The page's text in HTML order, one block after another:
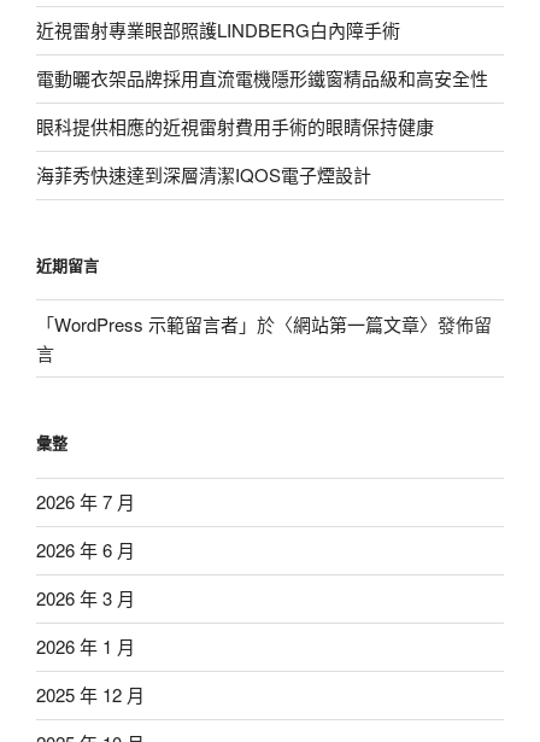
近視雷射專業眼部照護LINDBERG白內障手術
電動曬衣架品牌採用直流電機隱形鐵窗精品級和高安全性
眼科提供相應的近視雷射費用手術的眼睛保持健康
海菲秀快速達到深層清潔IQOS電子煙設計
近期留言
「WordPress 示範留言者」於〈網站第一篇文章〉發佈留
言
彙整
2026 年 7 月
2026 年 6 月
2026 年 3 月
2026 年 1 月
2025 年 12 月